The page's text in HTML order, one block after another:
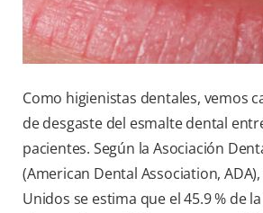
Como higienistas dentales, vemos
de desgaste del esmalte dental
pacientes. Según la Asociación
(American Dental Association,
Unidos se estima que el 45.9 % de